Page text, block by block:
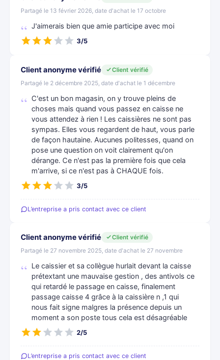
Partagé le 13 février 2026, date d'achat le 17 octobre
J'aimerais bien que amie participe avec moi
3/5
Client anonyme vérifié
Client vérifié
Partagé le 2 décembre 2025, date d'achat le 1 décembre
C'est un bon magasin, on y trouve pleins de
choses mais quand vous passez en caisse ne
vous attendez à rien ! Les caissières ne sont pas
sympas. Elles vous regardent de haut, vous parle
de façon hautaine. Aucunes politesses, quand on
pose une question on voit clairement qu'on
dérange. Ce n'est pas la première fois que cela
m'arrive, si ce n'est pas à CHAQUE fois.
3/5
L’entreprise a pris contact avec ce client
Client anonyme vérifié
Client vérifié
Partagé le 27 novembre 2025, date d'achat le 27 novembre
Le caissier et sa collègue hurlait devant la caisse
prétextant une mauvaise gestion , des antivols ce
qui retardé le passage en caisse, finalement
passage caisse 4 grâce à la caissière n ,1 qui
nous fait signe malgres la présence depuis un
moment a son poste tous cela est désagréable
2/5
L’entreprise a pris contact avec ce client